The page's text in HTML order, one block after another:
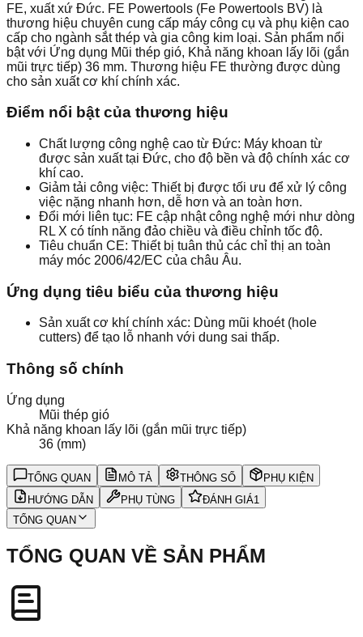
FE, xuất xứ Đức. FE Powertools (Fe Powertools BV) là
thương hiệu chuyên cung cấp máy công cụ và phụ kiện cao
cấp cho ngành sắt thép và gia công kim loại. Sản phẩm nổi
bật với Ứng dụng Mũi thép gió, Khả năng khoan lấy lõi (gắn
mũi trực tiếp) 36 mm. Thương hiệu FE thường được dùng
cho sản xuất cơ khí chính xác.
Điểm nổi bật của thương hiệu
Chất lượng công nghệ cao từ Đức: Máy khoan từ
được sản xuất tại Đức, cho độ bền và độ chính xác cơ
khí cao.
Giảm tải công việc: Thiết bị được tối ưu để xử lý công
việc nặng nhanh hơn, dễ hơn và an toàn hơn.
Đổi mới liên tục: FE cập nhật công nghệ mới như dòng
RL X có tính năng đảo chiều và điều chỉnh tốc độ.
Tiêu chuẩn CE: Thiết bị tuân thủ các chỉ thị an toàn
máy móc 2006/42/EC của châu Âu.
Ứng dụng tiêu biểu của thương hiệu
Sản xuất cơ khí chính xác: Dùng mũi khoét (hole
cutters) để tạo lỗ nhanh với dung sai thấp.
Thông số chính
Ứng dụng
Mũi thép gió
Khả năng khoan lấy lõi (gắn mũi trực tiếp)
36 (mm)
TỔNG QUAN MÔ TẢ THÔNG SỐ
PHỤ KIỆN
HƯỚNG DẪN
PHỤ TÙNG ĐÁNH GIÁ1
TỔNG QUAN
TỔNG QUAN VỀ SẢN PHẨM